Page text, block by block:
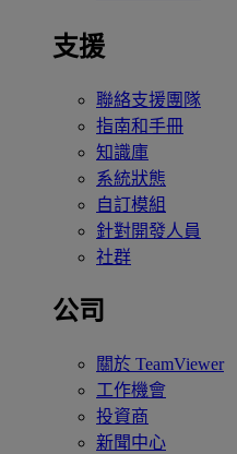
支援
聯絡支援團隊
指南和手冊
知識庫
系統狀態
自訂模組
針對開發人員
社群
公司
關於 TeamViewer
工作機會
投資商
新聞中心